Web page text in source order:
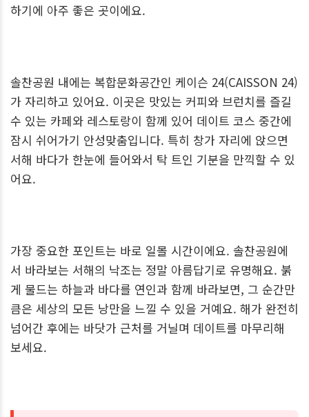
하기에 아주 좋은 곳이에요.
솔찬공원 내에는 복합문화공간인 케이슨 24(CAISSON 24)
가 자리하고 있어요. 이곳은 맛있는 커피와 브런치를 즐길
수 있는 카페와 레스토랑이 함께 있어 데이트 코스 중간에
잠시 쉬어가기 안성맞춤입니다. 특히 창가 자리에 앉으면
서해 바다가 한눈에 들어와서 탁 트인 기분을 만끽할 수 있
어요.
가장 중요한 포인트는 바로 일몰 시간이에요. 솔찬공원에
서 바라보는 서해의 낙조는 정말 아름답기로 유명해요. 붉
게 물드는 하늘과 바다를 연인과 함께 바라보면, 그 순간만
큼은 세상의 모든 낭만을 느낄 수 있을 거예요. 해가 완전히
넘어간 후에는 바닷가 근처를 거닐며 데이트를 마무리해
보세요.